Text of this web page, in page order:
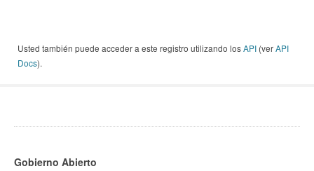
Usted también puede acceder a este registro utilizando losAPI (verAPI
Docs).
Gobierno Abierto